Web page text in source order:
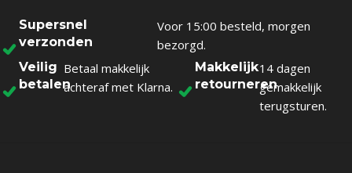
Supersnel
verzonden
Voor 15:00 besteld, morgen
bezorgd.
Veilig
betalen
Betaal makkelijk
achteraf met Klarna.
Makkelijk
retourneren
14 dagen
gemakkelijk
terugsturen.